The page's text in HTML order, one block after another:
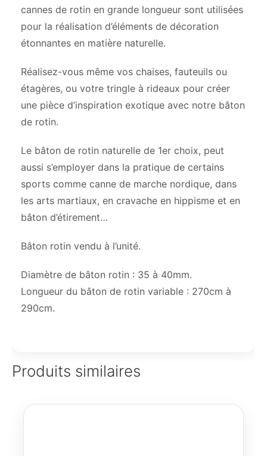
cannes de rotin en grande longueur sont utilisées
pour la réalisation d’éléments de décoration
étonnantes en matière naturelle.
Réalisez-vous même vos chaises, fauteuils ou
étagères, ou votre tringle à rideaux pour créer
une pièce d’inspiration exotique avec notre bâton
de rotin.
Le bâton de rotin naturelle de 1er choix, peut
aussi s’employer dans la pratique de certains
sports comme canne de marche nordique, dans
les arts martiaux, en cravache en hippisme et en
bâton d’étirement…
Bâton rotin vendu à l’unité.
Diamètre de bâton rotin : 35 à 40mm.
Longueur du bâton de rotin variable : 270cm à
290cm.
Produits similaires